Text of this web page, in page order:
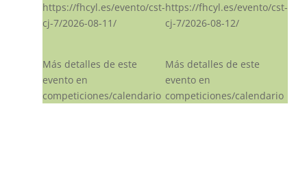
https://fhcyl.es/evento/cst-
cj-7/2026-08-11/
Más detalles de este
evento en
competiciones/calendario
https://fhcyl.es/evento/cst-
cj-7/2026-08-12/
Más detalles de este
evento en
competiciones/calendario